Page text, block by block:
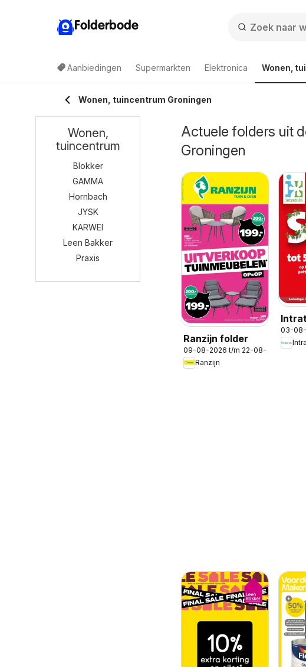
Folderbode
Aanbiedingen Supermarkten Elektronica Wonen,
Wonen, tuincentrum Groningen
Actuele folders uit
Groningen
Ranzijn folder
09-08-2026 t/m 22-08-2026
Ranzijn
03-08-
Wonen,
tuincentrum
Blokker
GAMMA
Hornbach
JYSK
KARWEI
Leen Bakker
Praxis